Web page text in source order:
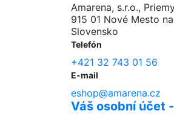
Amarena, s.r.o.,
915 01 Nové Mesto
Slovensko
Telefón
+421 32 743 01 56
E-mail
eshop@amarena.cz
Váš osobní účet